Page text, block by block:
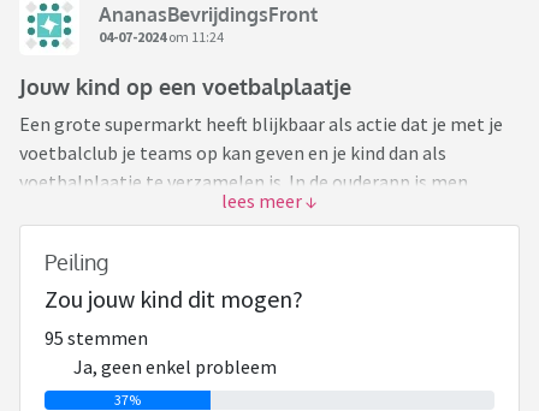
AnanasBevrijdingsFront
04-07-2024om 11:24
Jouw kind op een voetbalplaatje
Een grote supermarkt heeft blijkbaar als actie dat je met je
voetbalclub je teams op kan geven en je kind dan als
voetbalplaatje te verzamelen is. In de ouderapp is men
razend enthousiast. Ik zie dit echter helemaal niet zitten.
foto van mijn kind bij de boodschappen kan krijgen zie ik ook
hoe het kan leiden tot pesterijtjes. Kind staat niet bovenaan
de apenrots zeg maar. Iedereen reageert heel verbaasd dat
we geen toestemming geven. Ik ben heel benieuwd wat jullie
mening is en of mensen hier ervaring mee hebben.
Peiling
Zou jouw kind dit mogen?
95 stemmen
Ja, geen enkel probleem
37%